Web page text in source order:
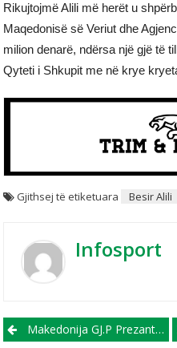
Rikujtojmë Alili më herët u
Maqedonisë së Veriut dhe
milion denarë, ndërsa një gjë të
Qyteti i Shkupit me në krye
Gjithsej të etiketuara Besir Alili
Infosport
Post navigation
Makedonija GJ.P Prezanton Brazilianin Fernandinjo